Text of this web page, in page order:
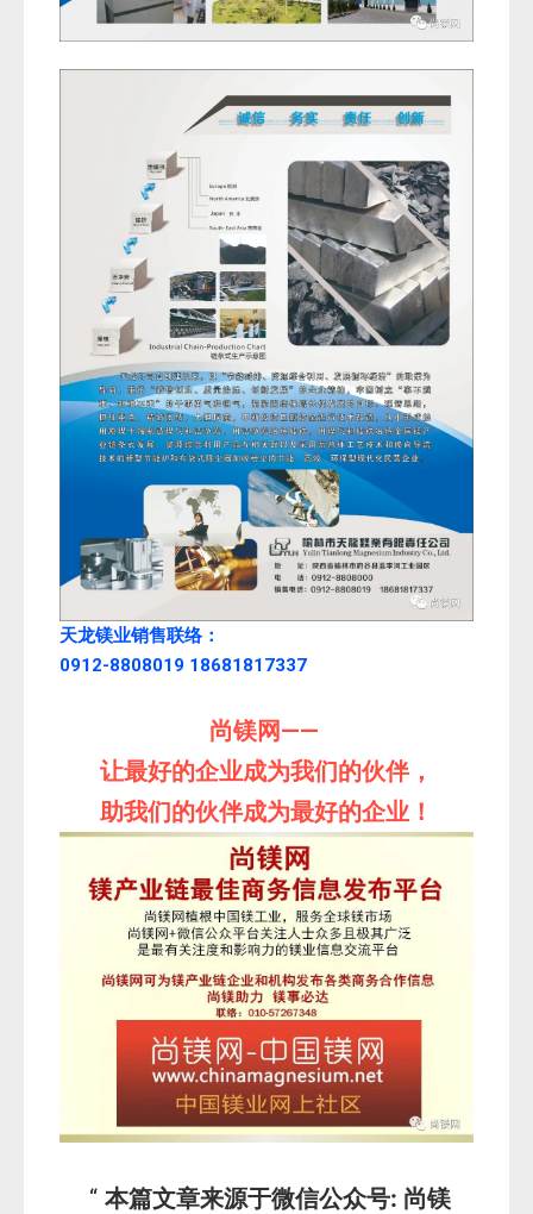
天龙镁业销售联络：
0912-8808019 18681817337
尚镁网——
让最好的企业成为我们的伙伴，
助我们的伙伴成为最好的企业！
本篇文章来源于微信公众号: 尚镁